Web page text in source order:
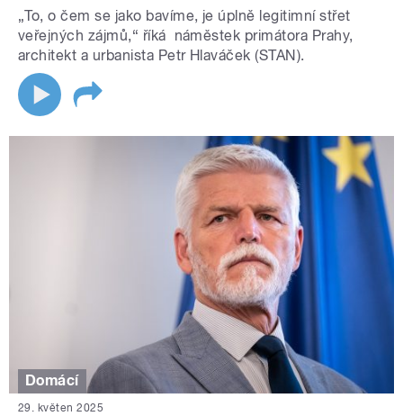
„To, o čem se jako bavíme, je úplně legitimní střet
veřejných zájmů,“ říká náměstek primátora Prahy,
architekt a urbanista Petr Hlaváček (STAN).
Domácí
29. květen 2025